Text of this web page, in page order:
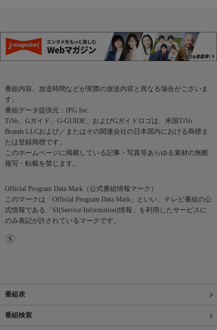
番組内容、放送時間などが実際の放送内容と異なる場合がございま
す。
番組データ提供元：IPG Inc.
TiVo、Gガイド、G-GUIDE、およびGガイドロゴは、米国TiVo
Brands LLCおよび／またはその関連会社の日本国内における商標ま
たは登録商標です。
このホームページに掲載している記事・写真等あらゆる素材の無断
複写・転載を禁じます。
Official Program Data Mark（公式番組情報マーク）
このマークは「Official Program Data Mark」といい、テレビ番組の公
式情報である「SI(Service Information)情報」を利用したサービスに
のみ表記が許されているマークです。
番組表
番組検索